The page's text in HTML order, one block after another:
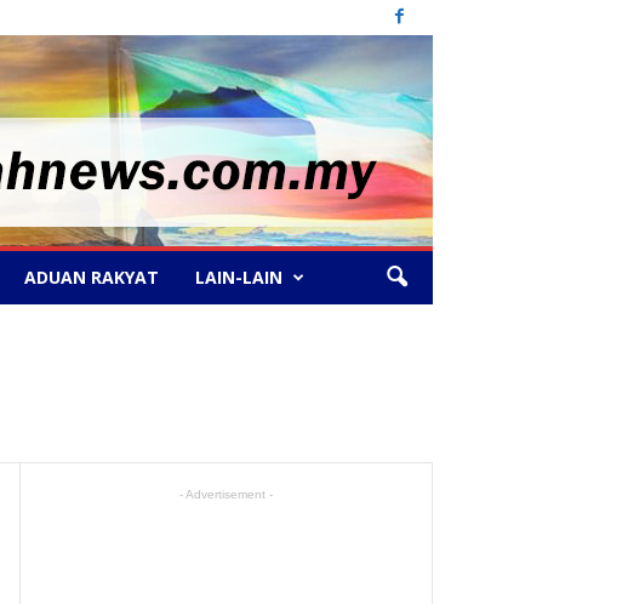
ADUAN RAKYAT LAIN-LAIN
- Advertisement -